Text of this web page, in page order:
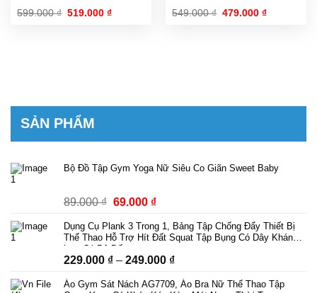
599.000₫ Giá
519.000₫Giá
549.000₫ Giá
479.000₫Giá
SẢN PHẨM
Bộ Đồ Tập Gym Yoga Nữ Siêu Co Giãn Sweet Baby
89.000₫ Giá
là:
89.000 ₫.
69.000 ₫Giá
tại
69.000 ₫.
Dụng Cụ Plank 3 Trong 1, Bảng Tập Chống Đẩy Thiết Bị
Thể Thao Hỗ Trợ Hít Đất Squat Tập Bụng Có Dây Kháng
Lực Có Bộ Đếm
229.000 ₫ – 249.000 ₫Khoảng
từ
Áo Gym Sát Nách AG7709, Áo Bra Nữ Thể Thao Tập